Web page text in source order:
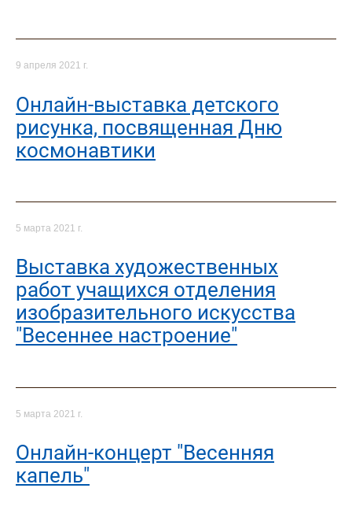
9 апреля 2021 г.
Онлайн-выставка детского
рисунка, посвященная Дню
космонавтики
5 марта 2021 г.
Выставка художественных
работ учащихся отделения
изобразительного искусства
"Весеннее настроение"
5 марта 2021 г.
Онлайн-концерт "Весенняя
капель"